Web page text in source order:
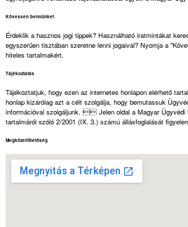
Kövessen bennünket
Érdeklik a hasznos jogi tippek? Használható iratmintákat
egyszerűen tisztában szeretne lenni jogaival? Nyomja a
hiteles tartalmakért.
Tájékoztatás
Tájékoztatjuk, hogy ezen az internetes honlapon elérhető
honlap kizárólag azt a célt szolgálja, hogy bemutassuk
információval szolgáljunk.  Jelen oldal a Magyar Ügyvédi
tartalmáról szóló 2/2001 (IX. 3.) számú állásfoglalását
Megközelíthetőség